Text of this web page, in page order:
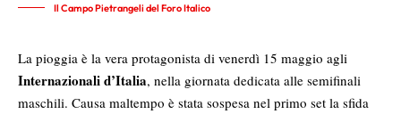
Il Campo Pietrangeli del Foro Italico
La pioggia è la vera protagonista di venerdì 15 maggio agli
Internazionali d’Italia, nella giornata dedicata alle semifinali
maschili. Causa maltempo è stata sospesa nel primo set la sfida